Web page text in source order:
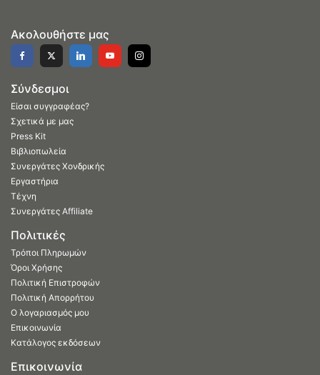
Ακολουθήστε μας
Σύνδεσμοι
Είσαι συγγραφέας?
Σχετικά με μας
Press Kit
Βιβλιοπωλεία
Συνεργάτες Χονδρικής
Εργαστήρια
Τέχνη
Συνεργάτες Affiliate
Πολιτικές
Τρόποι Πληρωμών
Όροι Χρήσης
Πολιτική Επιστροφών
Πολιτική Απορρήτου
Ο λογαριασμός μου
Επικοινωνία
Κατάλογος εκδόσεων
Επικοινωνία